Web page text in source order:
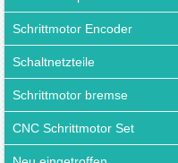
Schrittmotor Encoder
Schaltnetzteile
Schrittmotor bremse
CNC Schrittmotor Set